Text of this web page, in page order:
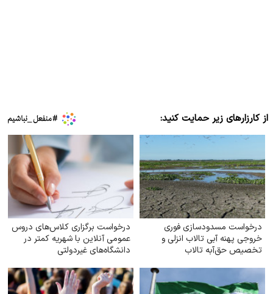
از کارزارهای زیر حمایت کنید:
درخواست مسدودسازی فوری
خروجی پهنه آبی تالاب انزلی و
تخصیص حق‌آبه تالاب
درخواست برگزاری کلاس‌های دروس
عمومی آنلاین با شهریه کمتر در
دانشگاه‌های غیردولتی